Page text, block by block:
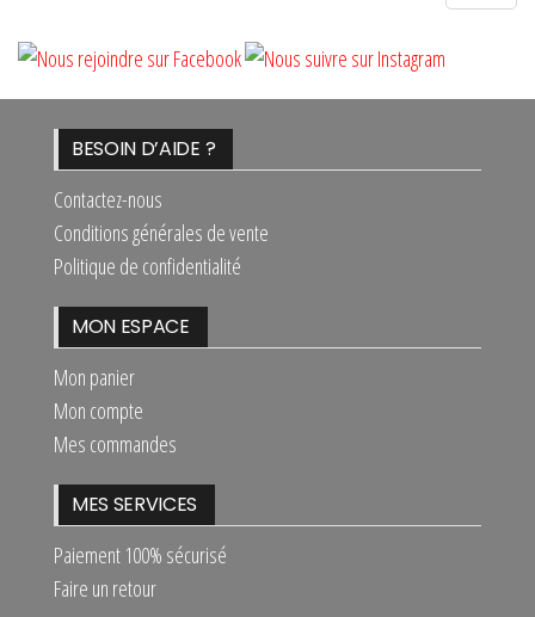
BESOIN D’AIDE ?
Contactez-nous
Conditions générales de vente
Politique de confidentialité
MON ESPACE
Mon panier
Mon compte
Mes commandes
MES SERVICES
Paiement 100% sécurisé
Faire un retour